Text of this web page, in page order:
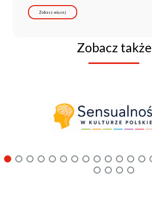
Zobacz więcej
Zobacz także